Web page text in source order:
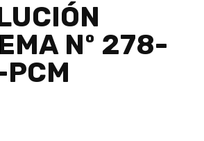
Nº 278-